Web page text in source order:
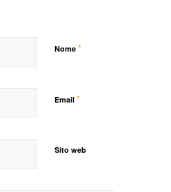
Nome *
Email *
Sito web